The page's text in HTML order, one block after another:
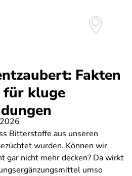
Fakten
kluge
Bitterstoffe aus unseren
wurden. Können wir
gar nicht mehr decken? Da wirkt
umso